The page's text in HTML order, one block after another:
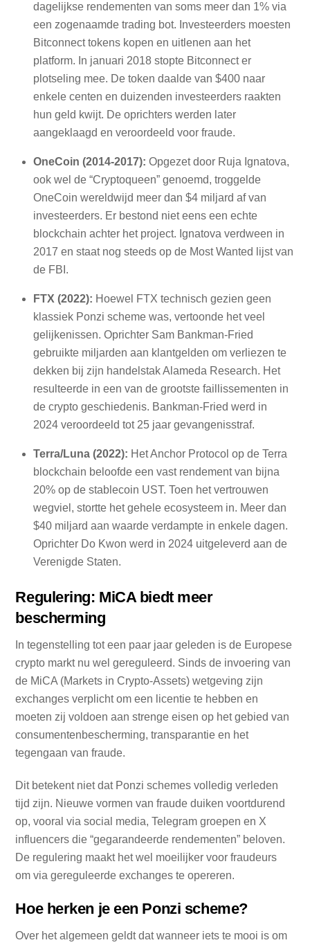
dagelijkse rendementen van soms meer dan 1% via
een zogenaamde trading bot. Investeerders moesten
Bitconnect tokens kopen en uitlenen aan het
platform. In januari 2018 stopte Bitconnect er
plotseling mee. De token daalde van $400 naar
enkele centen en duizenden investeerders raakten
hun geld kwijt. De oprichters werden later
aangeklaagd en veroordeeld voor fraude.
OneCoin (2014-2017): Opgezet door Ruja Ignatova,
ook wel de “Cryptoqueen” genoemd, troggelde
OneCoin wereldwijd meer dan $4 miljard af van
investeerders. Er bestond niet eens een echte
blockchain achter het project. Ignatova verdween in
2017 en staat nog steeds op de Most Wanted lijst van
de FBI.
FTX (2022): Hoewel FTX technisch gezien geen
klassiek Ponzi scheme was, vertoonde het veel
gelijkenissen. Oprichter Sam Bankman-Fried
gebruikte miljarden aan klantgelden om verliezen te
dekken bij zijn handelstak Alameda Research. Het
resulteerde in een van de grootste faillissementen in
de crypto geschiedenis. Bankman-Fried werd in
2024 veroordeeld tot 25 jaar gevangenisstraf.
Terra/Luna (2022): Het Anchor Protocol op de Terra
blockchain beloofde een vast rendement van bijna
20% op de stablecoin UST. Toen het vertrouwen
wegviel, stortte het gehele ecosysteem in. Meer dan
$40 miljard aan waarde verdampte in enkele dagen.
Oprichter Do Kwon werd in 2024 uitgeleverd aan de
Verenigde Staten.
Regulering: MiCA biedt meer
bescherming
In tegenstelling tot een paar jaar geleden is de Europese
crypto markt nu wel gereguleerd. Sinds de invoering van
de MiCA (Markets in Crypto-Assets) wetgeving zijn
exchanges verplicht om een licentie te hebben en
moeten zij voldoen aan strenge eisen op het gebied van
consumentenbescherming, transparantie en het
tegengaan van fraude.
Dit betekent niet dat Ponzi schemes volledig verleden
tijd zijn. Nieuwe vormen van fraude duiken voortdurend
op, vooral via social media, Telegram groepen en X
influencers die “gegarandeerde rendementen” beloven.
De regulering maakt het wel moeilijker voor fraudeurs
om via gereguleerde exchanges te opereren.
Hoe herken je een Ponzi scheme?
Over het algemeen geldt dat wanneer iets te mooi is om